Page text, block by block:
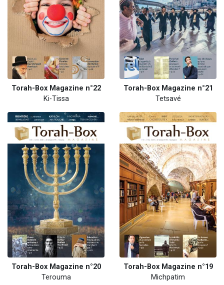
Torah-Box Magazine n°22
Ki-Tissa
Torah-Box Magazine n°21
Tetsavé
Torah-Box Magazine n°20
Terouma
Torah-Box Magazine n°19
Michpatim